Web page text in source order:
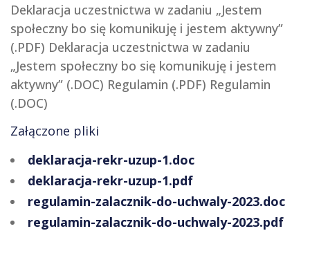
Deklaracja uczestnictwa w zadaniu „Jestem
społeczny bo się komunikuję i jestem aktywny”
(.PDF) Deklaracja uczestnictwa w zadaniu
„Jestem społeczny bo się komunikuję i jestem
aktywny” (.DOC) Regulamin (.PDF) Regulamin
(.DOC)
Załączone pliki
deklaracja-rekr-uzup-1.doc
deklaracja-rekr-uzup-1.pdf
regulamin-zalacznik-do-uchwaly-2023.doc
regulamin-zalacznik-do-uchwaly-2023.pdf